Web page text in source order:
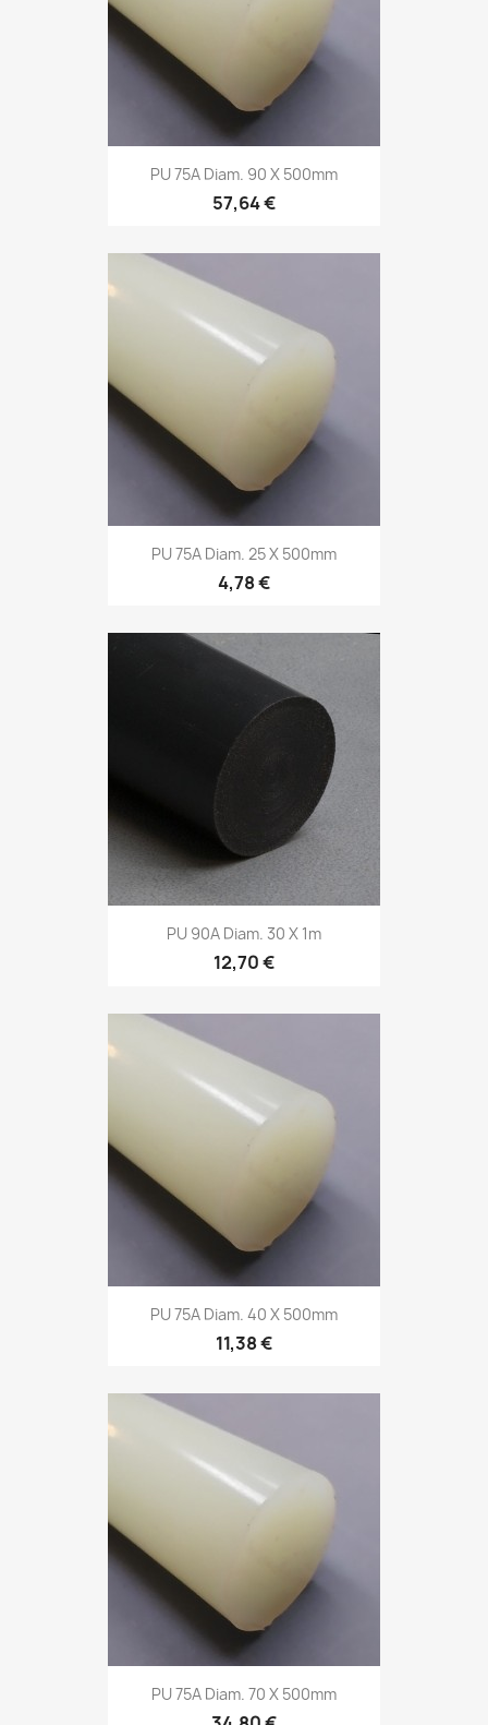
PU 75A Diam. 90 X 500mm
57,64 €
PU 75A Diam. 25 X 500mm
4,78 €
PU 90A Diam. 30 X 1m
12,70 €
PU 75A Diam. 40 X 500mm
11,38 €
PU 75A Diam. 70 X 500mm